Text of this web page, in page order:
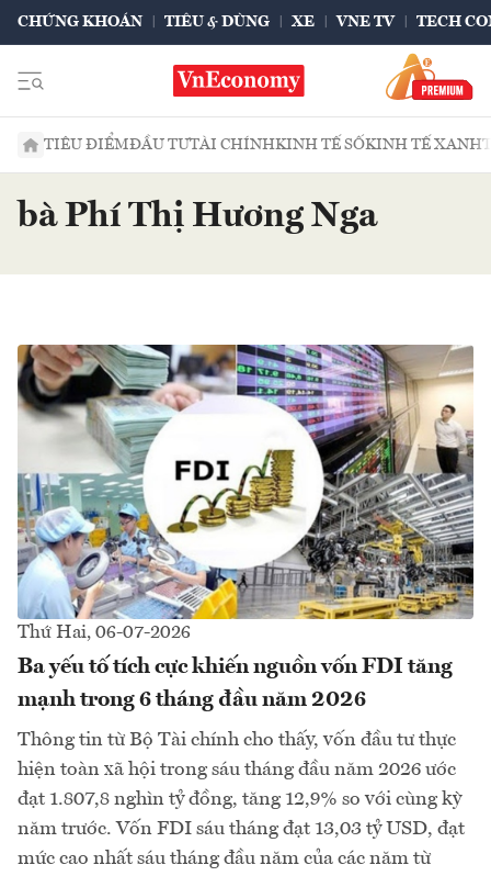
CHỨNG KHOÁN TIÊU & DÙNG XE VNE TV TECH
TIÊU ĐIỂMĐẦU TƯTÀI CHÍNHKINH TẾ SỐKINH TẾ XANH
bà Phí Thị Hương Nga
Thứ Hai, 06-07-2026
Ba yếu tố tích cực khiến nguồn vốn FDI tăng
mạnh trong 6 tháng đầu năm 2026
Thông tin từ Bộ Tài chính cho thấy, vốn đầu tư thực
hiện toàn xã hội trong sáu tháng đầu năm 2026 ước
đạt 1.807,8 nghìn tỷ đồng, tăng 12,9% so với cùng kỳ
năm trước. Vốn FDI sáu tháng đạt 13,03 tỷ USD, đạt
mức cao nhất sáu tháng đầu năm của các năm từ